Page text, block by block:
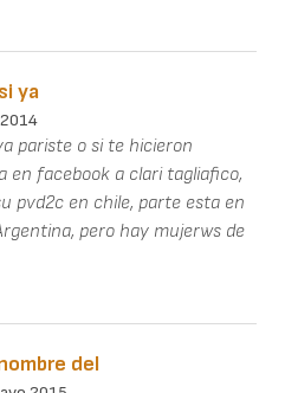
ya
pariste o si te hicieron
en facebook a clari tagliafico,
pvd2c en chile, parte esta en
pero hay mujerws de
del